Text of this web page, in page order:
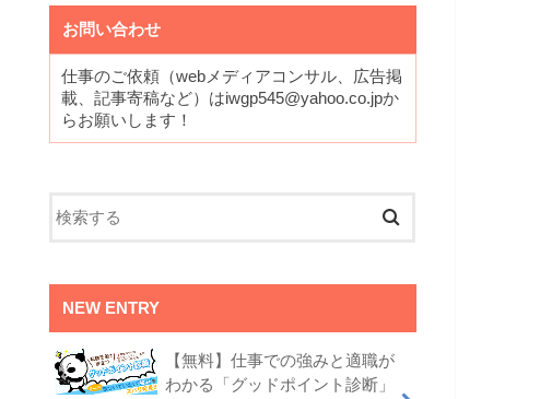
お問い合わせ
仕事のご依頼（webメディアコンサル、広告掲
載、記事寄稿など）はiwgp545@yahoo.co.jpか
らお願いします！
NEW ENTRY
【無料】仕事での強みと適職が
わかる「グッドポイント診断」